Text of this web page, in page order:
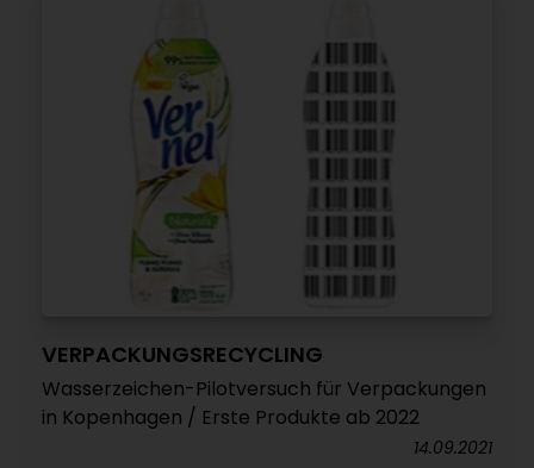
VERPACKUNGSRECYCLING
Wasserzeichen-Pilotversuch für Verpackungen
in Kopenhagen / Erste Produkte ab 2022
14.09.2021